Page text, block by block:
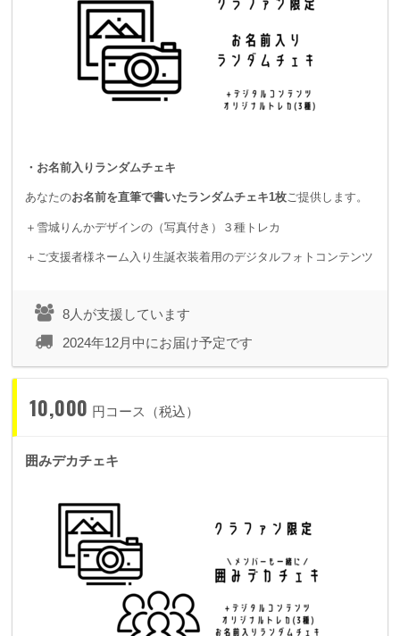
・お名前入りランダムチェキ
あなたのお名前を直筆で書いたランダムチェキ1枚ご提供します。
＋雪城りんかデザインの（写真付き）３種トレカ
＋ご支援者様ネーム入り生誕衣装着用のデジタルフォトコンテンツ
8人が支援しています
2024年12月中にお届け予定です
10,000 円コース（税込）
囲みデカチェキ